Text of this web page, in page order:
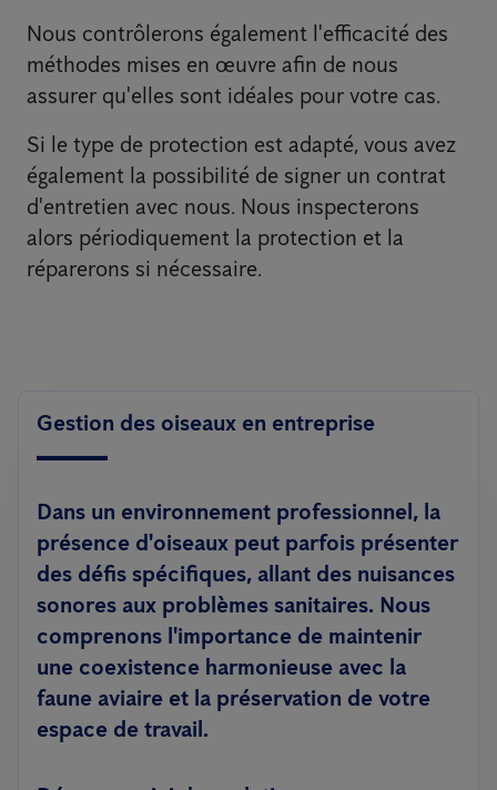
Nous contrôlerons également l'efficacité des
méthodes mises en œuvre afin de nous
assurer qu'elles sont idéales pour votre cas.
Si le type de protection est adapté, vous avez
également la possibilité de signer un contrat
d'entretien avec nous. Nous inspecterons
alors périodiquement la protection et la
réparerons si nécessaire.
Gestion des oiseaux en entreprise
Dans un environnement professionnel, la
présence d'oiseaux peut parfois présenter
des défis spécifiques, allant des nuisances
sonores aux problèmes sanitaires. Nous
comprenons l'importance de maintenir
une coexistence harmonieuse avec la
faune aviaire et la préservation de votre
espace de travail.